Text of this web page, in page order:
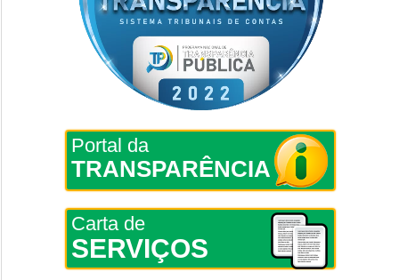
Portal da
TRANSPARÊNCIA
Carta de
SERVIÇOS